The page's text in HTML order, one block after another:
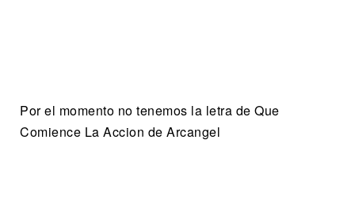
Por el momento no tenemos la letra de Que
Comience La Accion de Arcangel